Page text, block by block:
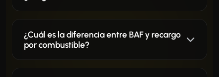
¿Cuál es la diferencia entre BAF y recargo
por combustible?